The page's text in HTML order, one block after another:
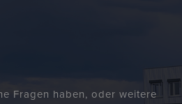
Fragen haben, oder weitere